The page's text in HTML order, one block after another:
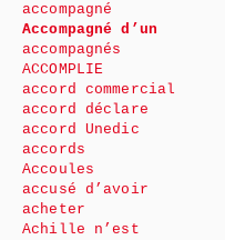
accompagné
Accompagné d’un
accompagnés
ACCOMPLIE
accord commercial
accord déclare
accord Unedic
accords
Accoules
accusé d’avoir
acheter
Achille n’est